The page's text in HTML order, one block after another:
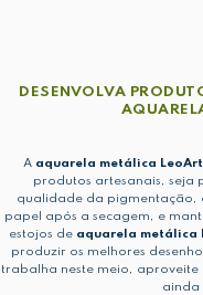
DESENVOLVA
A aquarela metálica
produtos artesanais, seja
qualidade da pigmentação,
papel após a secagem, e
estojos de aquarela metálica
produzir os melhores
trabalha neste meio, aproveite
ainda